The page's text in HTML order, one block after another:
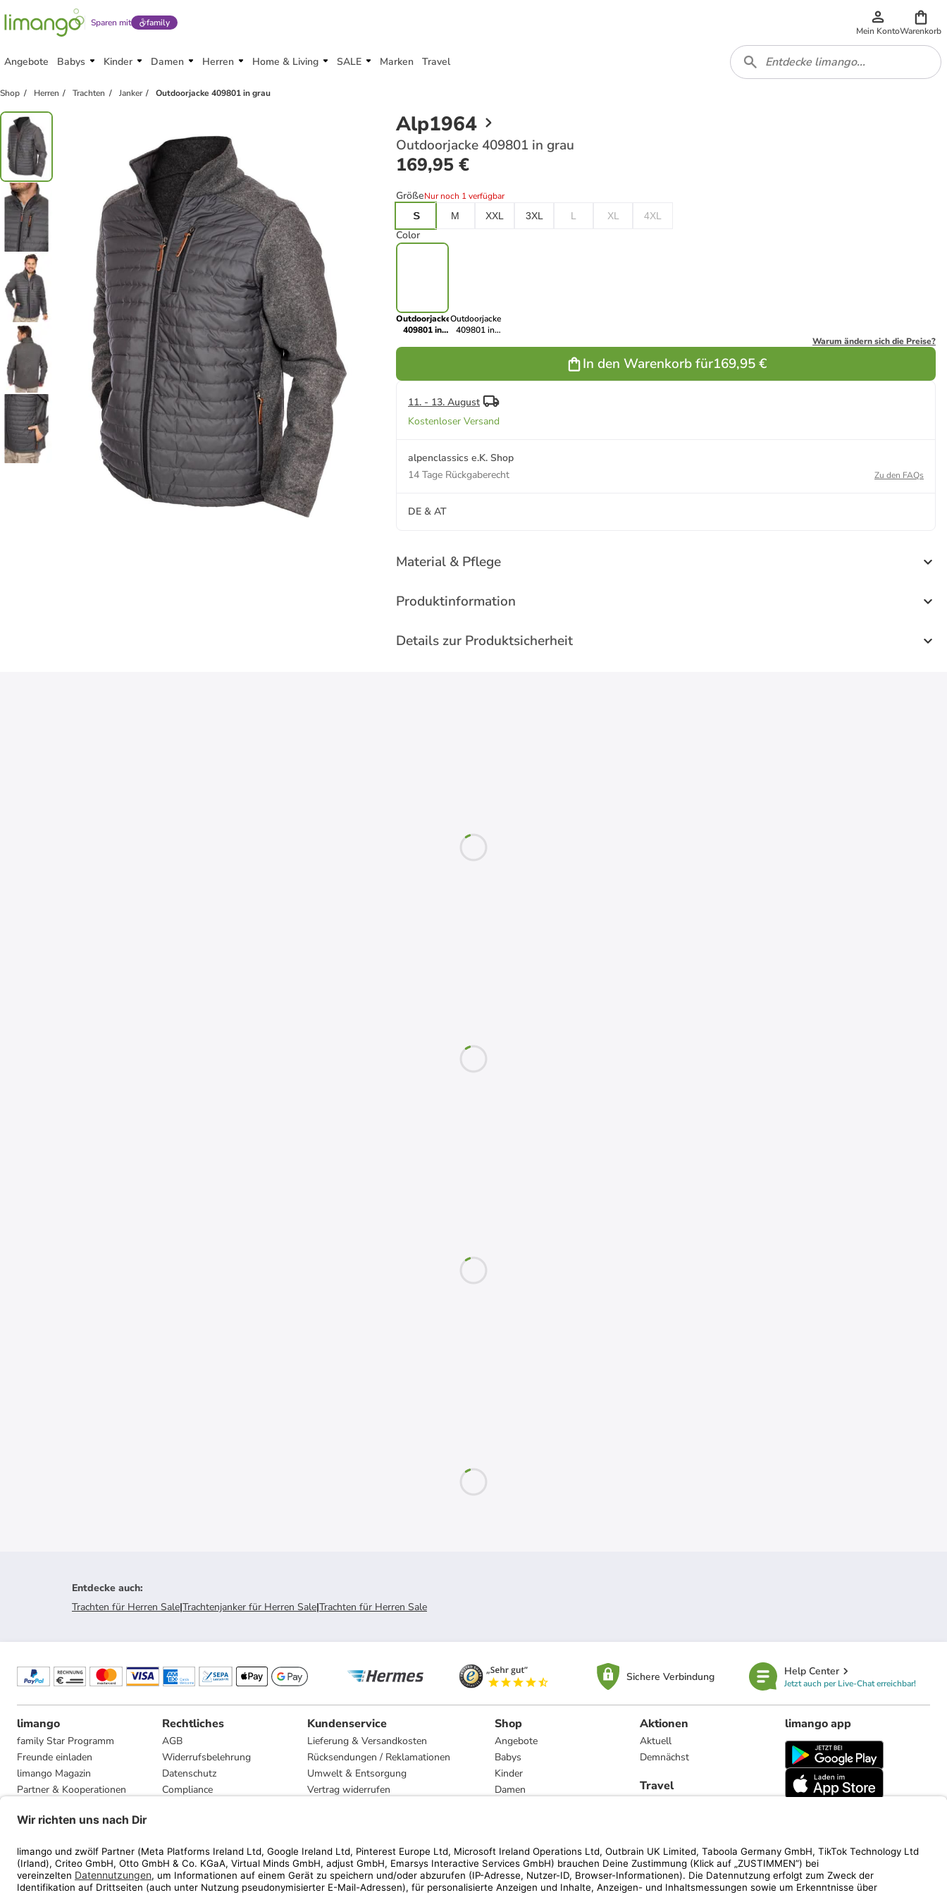
Sparen mit family
Mein KontoWarenkorb
Angebote Babys Kinder Damen Herren Home & Living SALE Marken Travel
Shop Herren Trachten Janker Outdoorjacke 409801 in grau
Alp1964
Outdoorjacke 409801 in grau
169,95 €
GrößeNur noch 1 verfügbar
S
M XXL 3XL L XL 4XL
Color
Outdoorjacke
409801 in
Outdoorjacke
409801 in
Warum ändern sich die Preise?
In den Warenkorb für169,95 €
11. - 13. August
Kostenloser Versand
alpenclassics e.K. Shop
14 Tage Rückgaberecht
Zu den FAQs
DE & AT
Material & Pflege
Produktinformation
Details zur Produktsicherheit
Entdecke auch:
Trachten für Herren Sale|Trachtenjanker für Herren Sale|Trachten für Herren Sale
Sichere Verbindung Help Center
Jetzt auch per Live-Chat erreichbar!
limango
family Star Programm
Freunde einladen
limango Magazin
Partner & Kooperationen
Presse
Rechtliches
AGB
Widerrufsbelehrung
Datenschutz
Compliance
Kundenservice
Lieferung & Versandkosten
Rücksendungen / Reklamationen
Umwelt & Entsorgung
Vertrag widerrufen
Shop
Angebote
Babys
Kinder
Damen
Marken
Aktionen
Aktuell
Demnächst
Travel
limango app